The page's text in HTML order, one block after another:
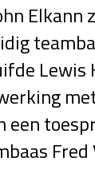
Elkann
een
Fred